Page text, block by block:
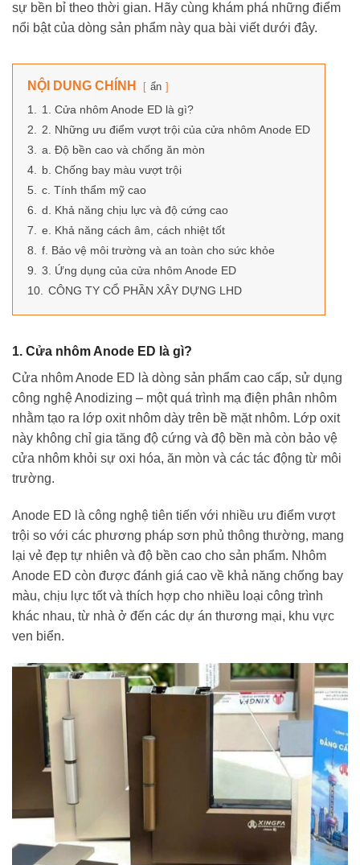
sự bền bỉ theo thời gian. Hãy cùng khám phá những điểm
nổi bật của dòng sản phẩm này qua bài viết dưới đây.
NỘI DUNG CHÍNH ẩn
1.
1. Cửa nhôm Anode ED là gì?
2.
2. Những ưu điểm vượt trội của cửa nhôm Anode ED
3.
a. Độ bền cao và chống ăn mòn
4.
b. Chống bay màu vượt trội
5.
c. Tính thẩm mỹ cao
6.
d. Khả năng chịu lực và độ cứng cao
7.
e. Khả năng cách âm, cách nhiệt tốt
8.
f. Bảo vệ môi trường và an toàn cho sức khỏe
9.
3. Ứng dụng của cửa nhôm Anode ED
10.
CÔNG TY CỔ PHẦN XÂY DỰNG LHD
1. Cửa nhôm Anode ED là gì?
Cửa nhôm Anode ED là dòng sản phẩm cao cấp, sử dụng
công nghệ Anodizing – một quá trình mạ điện phân nhôm
nhằm tạo ra lớp oxit nhôm dày trên bề mặt nhôm. Lớp oxit
này không chỉ gia tăng độ cứng và độ bền mà còn bảo vệ
cửa nhôm khỏi sự oxi hóa, ăn mòn và các tác động từ môi
trường.
Anode ED là công nghệ tiên tiến với nhiều ưu điểm vượt
trội so với các phương pháp sơn phủ thông thường, mang
lại vẻ đẹp tự nhiên và độ bền cao cho sản phẩm. Nhôm
Anode ED còn được đánh giá cao về khả năng chống bay
màu, chịu lực tốt và thích hợp cho nhiều loại công trình
khác nhau, từ nhà ở đến các dự án thương mại, khu vực
ven biển.